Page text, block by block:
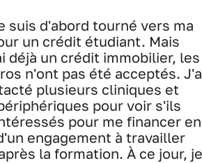
suis d'abord tourné vers ma
un crédit étudiant. Mais
déjà un crédit immobilier, les
n'ont pas été acceptés.
plusieurs cliniques et
pour voir s'ils
pour me financer en
engagement à travailler
la formation. À ce jour, je